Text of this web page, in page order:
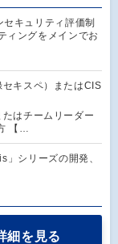
セキュリティ評価制
ィングをメインでお
セキスペ）またはCIS
たはチームリーダー
【…
シリーズの開発、
細を見る